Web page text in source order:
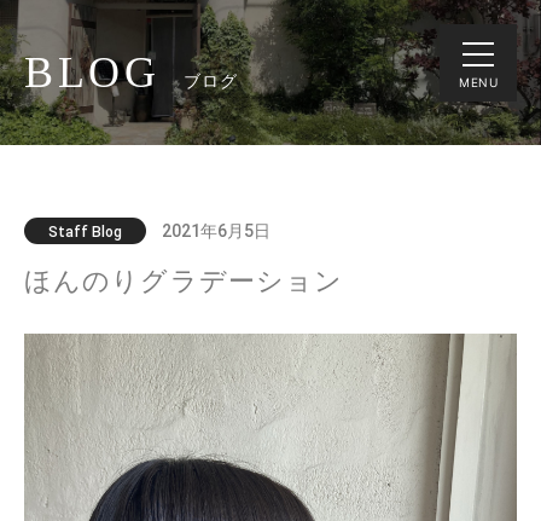
MENU
BLOG ブログ
Staff Blog 2021年6月5日
ほんのりグラデーション